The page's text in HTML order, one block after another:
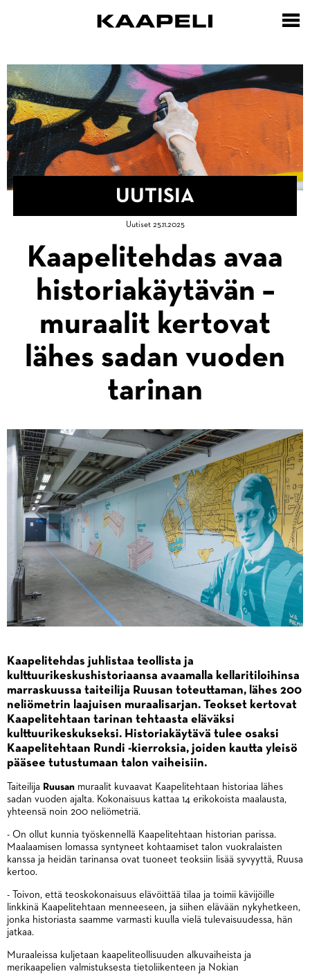
UUTISIA
Uutiset 25.11.2025
Kaapelitehdas avaa
historiakäytävän –
muraalit kertovat
lähes sadan vuoden
tarinan
Kaapelitehdas juhlistaa teollista ja
kulttuurikeskushistoriaansa avaamalla kellaritiloihinsa
marraskuussa taiteilija Ruusan toteuttaman, lähes 200
neliömetrin laajuisen muraalisarjan. Teokset kertovat
Kaapelitehtaan tarinan tehtaasta eläväksi
kulttuurikeskukseksi. Historiakäytävä tulee osaksi
Kaapelitehtaan Rundi -kierroksia, joiden kautta yleisö
pääsee tutustumaan talon vaiheisiin.
Taiteilija Ruusan muraalit kuvaavat Kaapelitehtaan historiaa lähes
sadan vuoden ajalta. Kokonaisuus kattaa 14 erikokoista maalausta,
yhteensä noin 200 neliömetriä.
- On ollut kunnia työskennellä Kaapelitehtaan historian parissa.
Maalaamisen lomassa syntyneet kohtaamiset talon vuokralaisten
kanssa ja heidän tarinansa ovat tuoneet teoksiin lisää syvyyttä, Ruusa
kertoo.
- Toivon, että teoskokonaisuus elävöittää tilaa ja toimii kävijöille
linkkinä Kaapelitehtaan menneeseen, ja siihen elävään nykyhetkeen,
jonka historiasta saamme varmasti kuulla vielä tulevaisuudessa, hän
jatkaa.
Muraaleissa kuljetaan kaapeliteollisuuden alkuvaiheista ja
merikaapelien valmistuksesta tietoliikenteen ja Nokian